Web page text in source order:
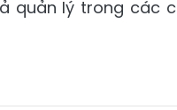
quản lý trong các